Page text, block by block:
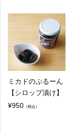
ミカドのぷるーん
【シロップ漬け】
¥950 （税込）